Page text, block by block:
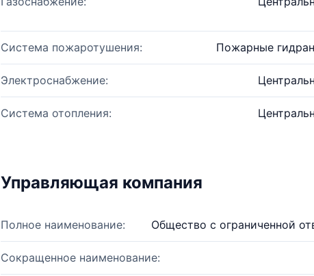
Система пожаротушения: Пожарные
Электроснабжение:
Система отопления:
Управляющая компания
Полное наименование: Общество с ограниченной
Сокращенное наименование: